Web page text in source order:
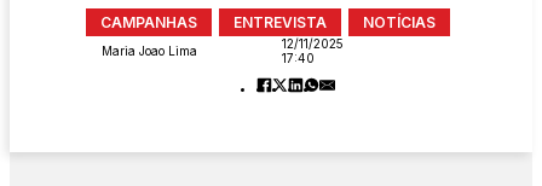
CAMPANHAS ENTREVISTA NOTÍCIAS
Maria Joao Lima
12/11/2025
17:40